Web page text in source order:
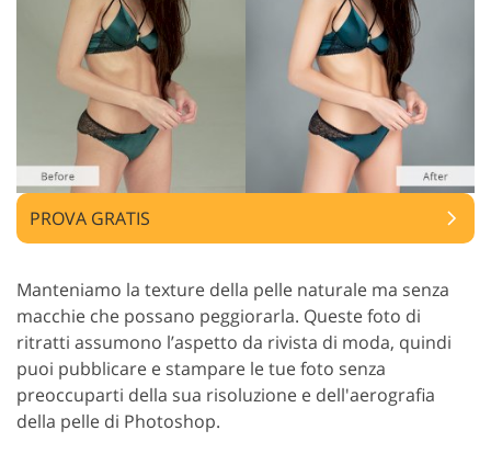
PROVA GRATIS
Manteniamo la texture della pelle naturale ma senza
macchie che possano peggiorarla. Queste foto di
ritratti assumono l’aspetto da rivista di moda, quindi
puoi pubblicare e stampare le tue foto senza
preoccuparti della sua risoluzione e dell'aerografia
della pelle di Photoshop.